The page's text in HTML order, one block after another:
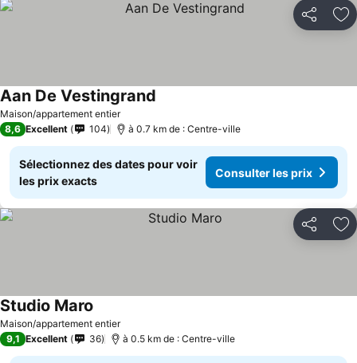
Partager
Maison/appartement entier
Aan De Vestingrand
8,6 Excellent 104 à 0.7 km de : Centre-ville
Sélectionnez des dates pour voir
les prix exacts
Consulter les prix
Partager
Maison/appartement entier
Studio Maro
9,1 Excellent 36 à 0.5 km de : Centre-ville